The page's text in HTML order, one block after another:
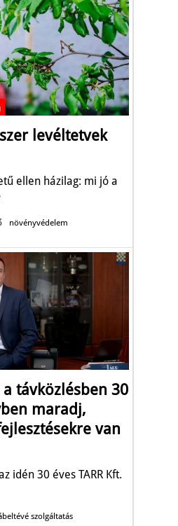
levéltetvek
ellen házilag: mi jó a
növényvédelem
távközlésben 30
maradj,
van
idén 30 éves TARR Kft.
szolgáltatás